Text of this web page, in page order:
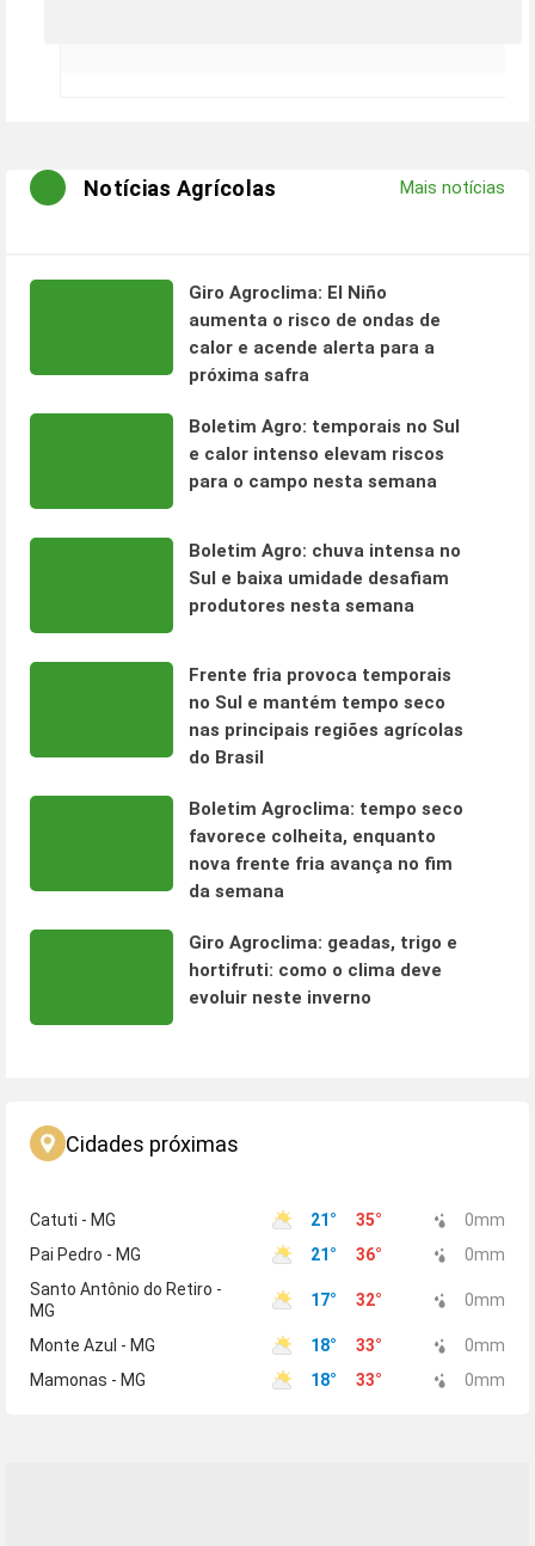
Notícias Agrícolas Mais notícias
Giro Agroclima: El Niño
aumenta o risco de ondas de
calor e acende alerta para a
próxima safra
Boletim Agro: temporais no Sul
e calor intenso elevam riscos
para o campo nesta semana
Boletim Agro: chuva intensa no
Sul e baixa umidade desafiam
produtores nesta semana
Frente fria provoca temporais
no Sul e mantém tempo seco
nas principais regiões agrícolas
do Brasil
Boletim Agroclima: tempo seco
favorece colheita, enquanto
nova frente fria avança no fim
da semana
Giro Agroclima: geadas, trigo e
hortifruti: como o clima deve
evoluir neste inverno
Cidades próximas
Catuti - MG 21° 35° 0mm
Pai Pedro - MG
21° 36° 0mm
Santo Antônio do Retiro -
MG
17° 32° 0mm
Monte Azul - MG 18° 33° 0mm
Mamonas - MG
18° 33° 0mm